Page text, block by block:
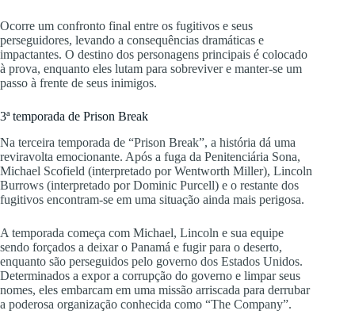
Ocorre um confronto final entre os fugitivos e seus
perseguidores, levando a consequências dramáticas e
impactantes. O destino dos personagens principais é colocado
à prova, enquanto eles lutam para sobreviver e manter-se um
passo à frente de seus inimigos.
3ª temporada de Prison Break
Na terceira temporada de “Prison Break”, a história dá uma
reviravolta emocionante. Após a fuga da Penitenciária Sona,
Michael Scofield (interpretado por Wentworth Miller), Lincoln
Burrows (interpretado por Dominic Purcell) e o restante dos
fugitivos encontram-se em uma situação ainda mais perigosa.
A temporada começa com Michael, Lincoln e sua equipe
sendo forçados a deixar o Panamá e fugir para o deserto,
enquanto são perseguidos pelo governo dos Estados Unidos.
Determinados a expor a corrupção do governo e limpar seus
nomes, eles embarcam em uma missão arriscada para derrubar
a poderosa organização conhecida como “The Company”.